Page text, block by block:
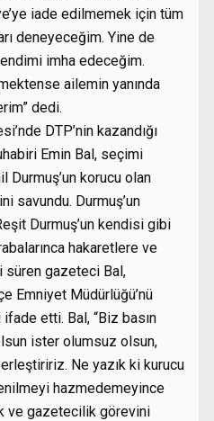
iade edilmemek için tüm
deneyeceğim. Yine de
imha edeceğim.
ailemin yanında
dedi.
DTP’nin kazandığı
Emin Bal, seçimi
Durmuş’un korucu olan
savundu. Durmuş’un
Durmuş’un kendisi gibi
hakaretlere ve
süren gazeteci Bal,
Emniyet Müdürlüğü’nü
etti. Bal, “Biz basın
ister olumsuz olsun,
Ne yazık ki kurucu
hazmedemeyince
ve gazetecilik görevini